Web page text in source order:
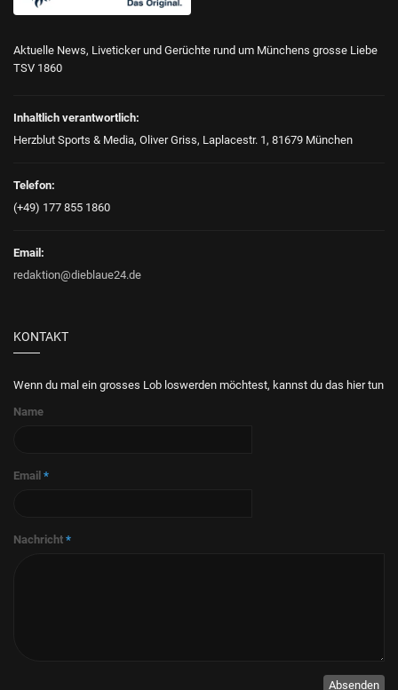
Aktuelle News, Liveticker und Gerüchte rund um Münchens grosse Liebe
TSV 1860
Inhaltlich verantwortlich:
Herzblut Sports & Media, Oliver Griss, Laplacestr. 1, 81679 München
Telefon:
(+49) 177 855 1860
Email:
redaktion@dieblaue24.de
KONTAKT
Wenn du mal ein grosses Lob loswerden möchtest, kannst du das hier tun
Name
Email *
Nachricht *
Absenden